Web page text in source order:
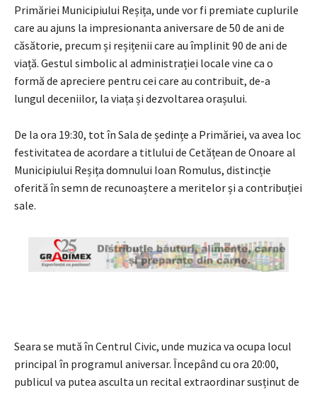
Primăriei Municipiului Reșița, unde vor fi premiate cuplurile
care au ajuns la impresionanta aniversare de 50 de ani de
căsătorie, precum și reșițenii care au împlinit 90 de ani de
viață. Gestul simbolic al administrației locale vine ca o
formă de apreciere pentru cei care au contribuit, de-a
lungul deceniilor, la viața și dezvoltarea orașului.
De la ora 19:30, tot în Sala de ședințe a Primăriei, va avea loc
festivitatea de acordare a titlului de Cetățean de Onoare al
Municipiului Reșița domnului Ioan Romulus, distincție
oferită în semn de recunoaștere a meritelor și a contribuției
sale.
Seara se mută în Centrul Civic, unde muzica va ocupa locul
principal în programul aniversar. Începând cu ora 20:00,
publicul va putea asculta un recital extraordinar susținut de